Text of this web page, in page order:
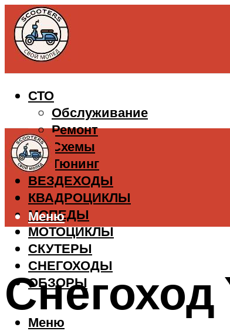
СТО
Обслуживание
Ремонт
Схемы
Тюнинг
ВЕЗДЕХОДЫ
КВАДРОЦИКЛЫ
МОПЕДЫ
МОТОЦИКЛЫ
СКУТЕРЫ
СНЕГОХОДЫ
ОБЗОРЫ
Меню
Меню